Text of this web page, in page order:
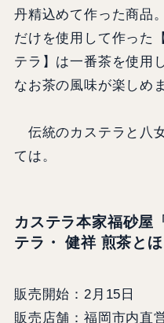
丹精込めて作った商品
だけを使用して作った
テラ】は一番茶を使用
なお茶の風味が楽しめ
伝統のカステラと八
ては。
カステラ本家福砂屋
テラ・ 健祥 煎茶と
販売開始：2月15日
販売店舗：福岡市内直